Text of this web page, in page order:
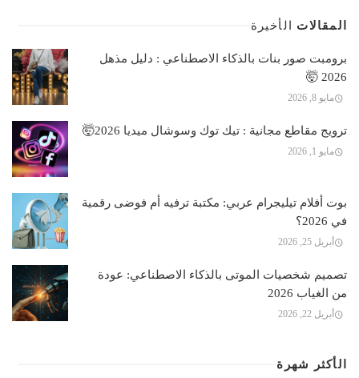
المقالات الأخيرة
برومبت صور بنات بالذكاء الاصطناعي : دليل مذهل
2026 🤯
مايو 8, 2026
ترويج مقاطع مجانية : تيك توك وسوشال ميديا 2026🤯
مايو 1, 2026
بوت أفلام تيليجرام عربي: مكتبة ترفيه أم فوضى رقمية
في 2026؟
أبريل 25, 2026
تصميم شخصيات الموتى بالذكاء الاصطناعي: عودة
من الغياب 2026
أبريل 22, 2026
الأكثر شهرة